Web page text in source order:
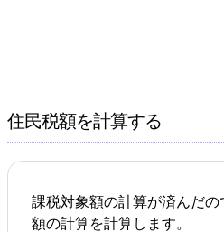
住民税額を計算する
課税対象額の計算が済んだの
額の計算を計算します。